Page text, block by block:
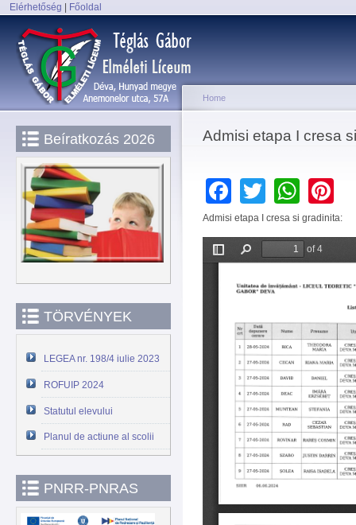
Elérhetőség Főoldal
Main menu
Beíratkozás 2026
TÖRVÉNYEK
LEGEA nr. 198/4 iulie 2023
ROFUIP 2024
Statutul elevului
Planul de actiune al scolii
PNRR-PNRAS
You are here
Home
Admisi etapa I cresa
Facebook
Twitter
Admisi etapa I cresa si gradinita: